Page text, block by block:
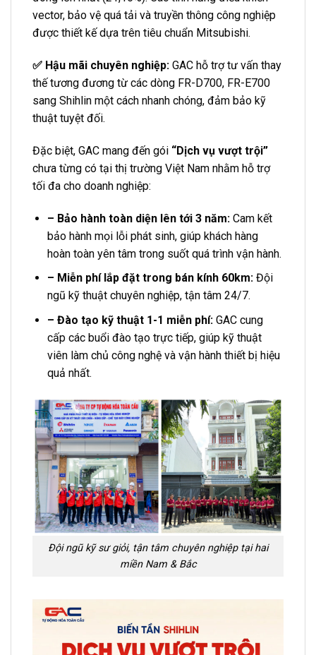
vector, bảo vệ quá tải và truyền thông công nghiệp
được thiết kế dựa trên tiêu chuẩn Mitsubishi.
✅ Hậu mãi chuyên nghiệp: GAC hỗ trợ tư vấn thay
thế tương đương từ các dòng FR-D700, FR-E700
sang Shihlin một cách nhanh chóng, đảm bảo kỹ
thuật tuyệt đối.
Đặc biệt, GAC mang đến gói “Dịch vụ vượt trội”
chưa từng có tại thị trường Việt Nam nhằm hỗ trợ
tối đa cho doanh nghiệp:
– Bảo hành toàn diện lên tới 3 năm:Cam kết
bảo hành mọi lỗi phát sinh, giúp khách hàng
hoàn toàn yên tâm trong suốt quá trình vận hành.
– Miễn phí lắp đặt trong bán kính 60km:Đội
ngũ kỹ thuật chuyên nghiệp, tận tâm 24/7.
– Đào tạo kỹ thuật 1-1 miễn phí:GAC cung
cấp các buổi đào tạo trực tiếp, giúp kỹ thuật
viên làm chủ công nghệ và vận hành thiết bị hiệu
quả nhất.
Đội ngũ kỹ sư giỏi, tận tâm chuyên nghiệp tại hai
miền Nam & Bắc